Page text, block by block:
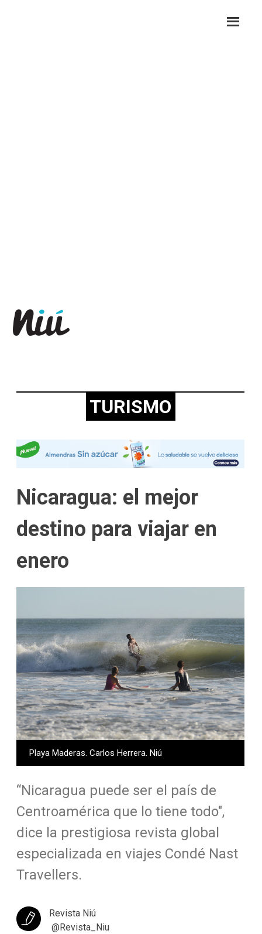
TURISMO
Nicaragua: el mejor
destino para viajar en
enero
Playa Maderas. Carlos Herrera. Niú
“Nicaragua puede ser el país de
Centroamérica que lo tiene todo",
dice la prestigiosa revista global
especializada en viajes Condé Nast
Travellers.
Revista Niú
@Revista_Niu